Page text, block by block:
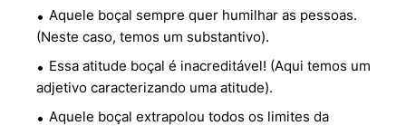
Aquele boçal sempre quer humilhar as pessoas.
(Neste caso, temos um substantivo).
Essa atitude boçal é inacreditável! (Aqui temos um
adjetivo caracterizando uma atitude).
Aquele boçal extrapolou todos os limites da